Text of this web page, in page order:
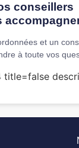
conseillers
et un
à toute vos